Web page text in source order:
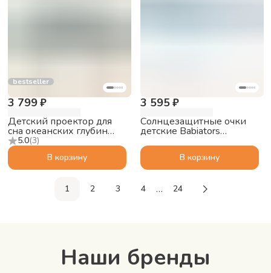
bestseller
5.0(3)
3 799 ₽
Детский проектор для
сна океанских глубин
ZAZU Краб Коди (Cody)
В корзину
3 595 ₽
Солнцезащитные очки
детские Babiators
Сумеречный синий, 3-5
В корзину
1 2 3 4 … 24
Наши бренды